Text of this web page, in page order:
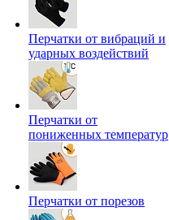
Перчатки от вибраций и
ударных воздействий
Перчатки от
пониженных температур
Перчатки от порезов